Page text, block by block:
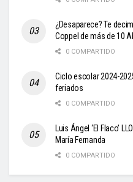
¿Desaparece? Te
Coppel de más de 10
0 COMPARTIDO
Ciclo escolar 2024-
feriados
0 COMPARTIDO
Luis Ángel ‘El Flaco’
María Fernanda
0 COMPARTIDO